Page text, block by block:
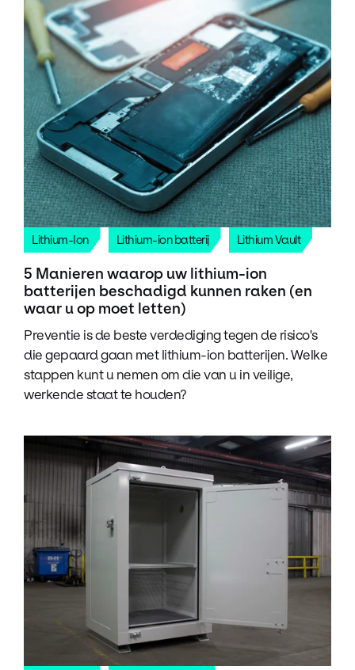
Lithium-Ion Lithium-ion batterij Lithium Vault
5 Manieren waarop uw lithium-ion
batterijen beschadigd kunnen raken (en
waar u op moet letten)
Preventie is de beste verdediging tegen de risico's
die gepaard gaan met lithium-ion batterijen. Welke
stappen kunt u nemen om die van u in veilige,
werkende staat te houden?